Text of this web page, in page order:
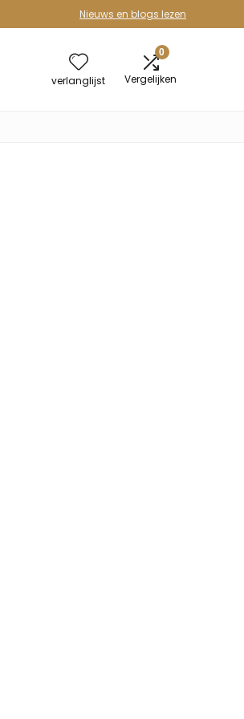
Nieuws en blogs lezen
verlanglijst
0
Vergelijken